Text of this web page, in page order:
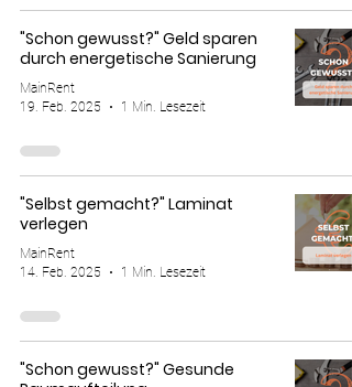
"Schon gewusst?" Geld sparen
durch energetische Sanierung
MainRent
19. Feb. 2025
1 Min. Lesezeit
"Selbst gemacht?" Laminat
verlegen
MainRent
14. Feb. 2025
1 Min. Lesezeit
"Schon gewusst?" Gesunde